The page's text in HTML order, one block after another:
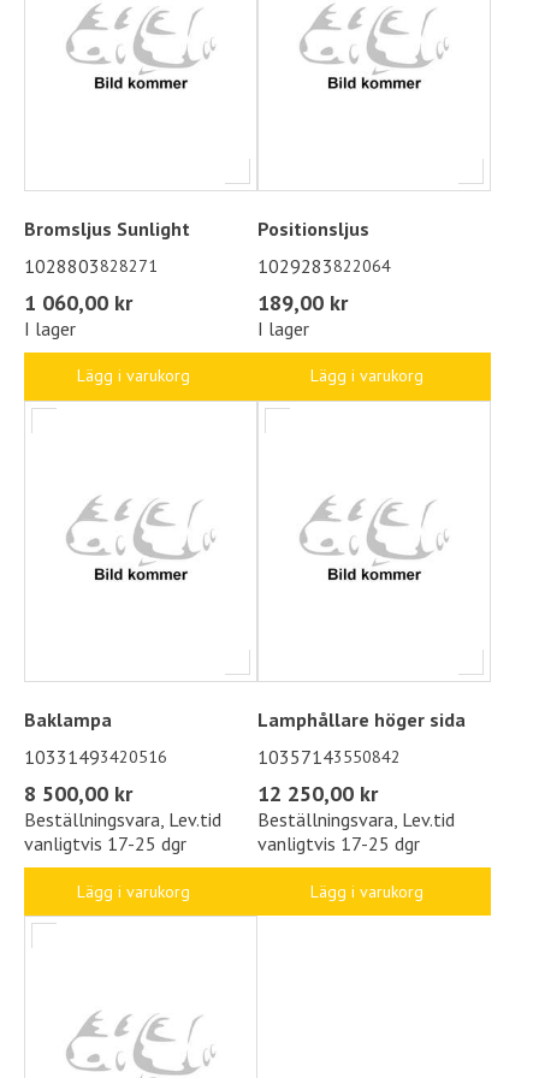
Bromsljus Sunlight
1028803828271
1 060,00 kr
I lager
Lägg i varukorg
Positionsljus
1029283822064
189,00 kr
I lager
Lägg i varukorg
Baklampa
10331493420516
8 500,00 kr
Beställningsvara, Lev.tid
vanligtvis 17-25 dgr
Lägg i varukorg
Lamphållare höger sida
10357143550842
12 250,00 kr
Beställningsvara, Lev.tid
vanligtvis 17-25 dgr
Lägg i varukorg